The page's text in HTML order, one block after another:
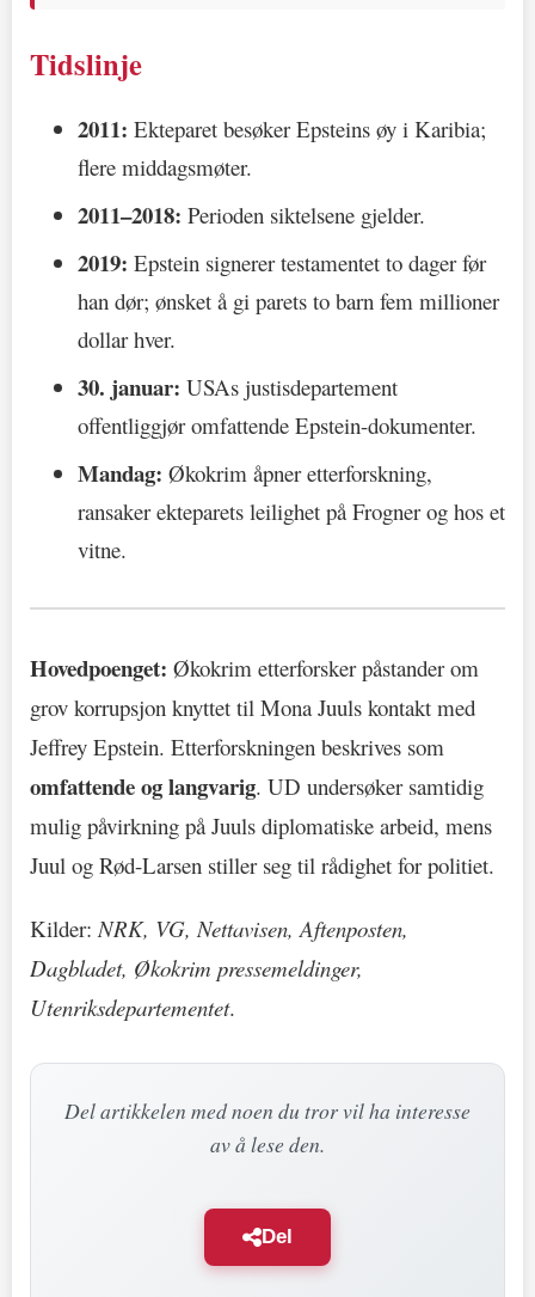
Tidslinje
2011: Ekteparet besøker Epsteins øy i Karibia;
flere middagsmøter.
2011–2018: Perioden siktelsene gjelder.
2019: Epstein signerer testamentet to dager før
han dør; ønsket å gi parets to barn fem millioner
dollar hver.
30. januar: USAs justisdepartement
offentliggjør omfattende Epstein-dokumenter.
Mandag: Økokrim åpner etterforskning,
ransaker ekteparets leilighet på Frogner og hos et
vitne.
Hovedpoenget: Økokrim etterforsker påstander om
grov korrupsjon knyttet til Mona Juuls kontakt med
Jeffrey Epstein. Etterforskningen beskrives som
omfattende og langvarig. UD undersøker samtidig
mulig påvirkning på Juuls diplomatiske arbeid, mens
Juul og Rød-Larsen stiller seg til rådighet for politiet.
Kilder: NRK, VG, Nettavisen, Aftenposten,
Dagbladet, Økokrim pressemeldinger,
Utenriksdepartementet.
Del artikkelen med noen du tror vil ha interesse
av å lese den.
Del